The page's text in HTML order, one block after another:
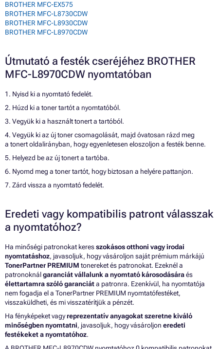
BROTHER MFC-EX575
BROTHER MFC-L8730CDW
BROTHER MFC-L8930CDW
BROTHER MFC-L8970CDW
Útmutató a festék cseréjéhez BROTHER
MFC-L8970CDW nyomtatóban
1. Nyisd ki a nyomtató fedelét.
2. Húzd ki a toner tartót a nyomtatóból.
3. Vegyük ki a használt tonert a tartóból.
4. Vegyük ki az új toner csomagolását, majd óvatosan rázd meg
a tonert oldalirányban, hogy egyenletesen eloszoljon a festék benne.
5. Helyezd be az új tonert a tartóba.
6. Nyomd meg a toner tartót, hogy biztosan a helyére pattanjon.
7. Zárd vissza a nyomtató fedelét.
Eredeti vagy kompatibilis patront válasszak
a nyomtatóhoz?
Ha minőségi patronokat keresszokásos otthoni vagy irodai
nyomtatáshoz, javasoljuk, hogy vásároljon saját prémium márkájú
TonerPartner PREMIUM tonereket és patronokat. Ezeknél a
patronoknálgaranciát vállalunk a nyomtató károsodásáraés
élettartamra szóló garanciáta patronra. Ezenkívül, ha nyomtatója
nem fogadja el a TonerPartner PREMIUM nyomtatófestéket,
visszaküldheti, és mi visszatérítjük a pénzét.
Ha fényképeket vagyreprezentatív anyagokat szeretne kiváló
minőségben nyomtatni, javasoljuk, hogy vásároljon eredeti
festékeket a nyomtatóhoz.